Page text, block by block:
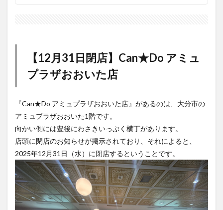
【12月31日閉店】Can★Do アミュ
プラザおおいた店
『Can★Do アミュプラザおおいた店』があるのは、大分市の
アミュプラザおおいた1階です。
向かい側には豊後にわさきいっぷく横丁があります。
店頭に閉店のお知らせが掲示されており、それによると、
2025年12月31日（水）に閉店するということです。